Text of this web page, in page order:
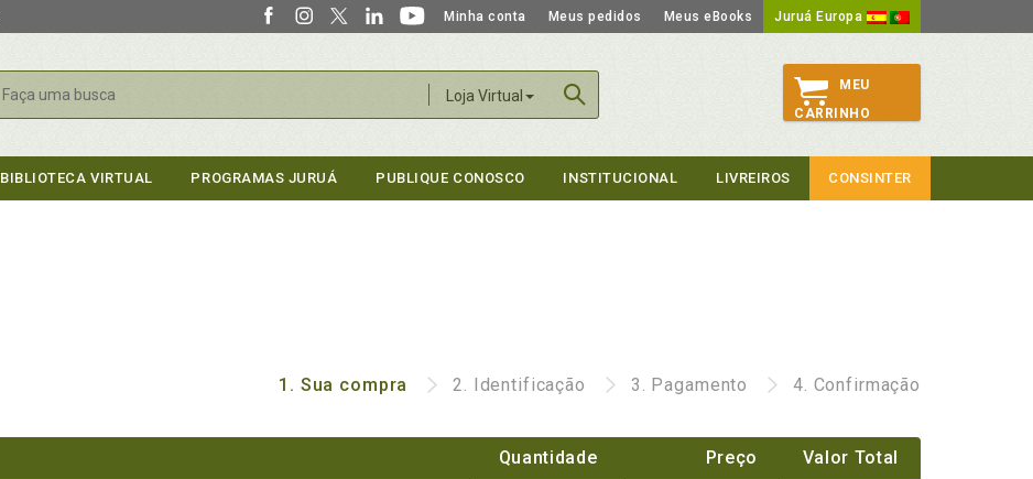
Minha conta Meus pedidos Meus eBooks Juruá Europa
Loja Virtual
Buscar
MEU
CARRINHO
BIBLIOTECA VIRTUAL PROGRAMAS JURUÁ PUBLIQUE CONOSCO INSTITUCIONAL LIVREIROS CONSINTER
1. Sua compra 2. Identificação 3. Pagamento 4. Confirmação
Quantidade Preço Valor Total